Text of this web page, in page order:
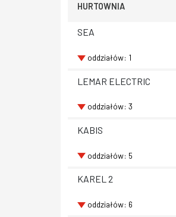
HURTOWNIA
SEA
oddziałów: 1
LEMAR ELECTRIC
oddziałów: 3
KABIS
oddziałów: 5
KAREL 2
oddziałów: 6